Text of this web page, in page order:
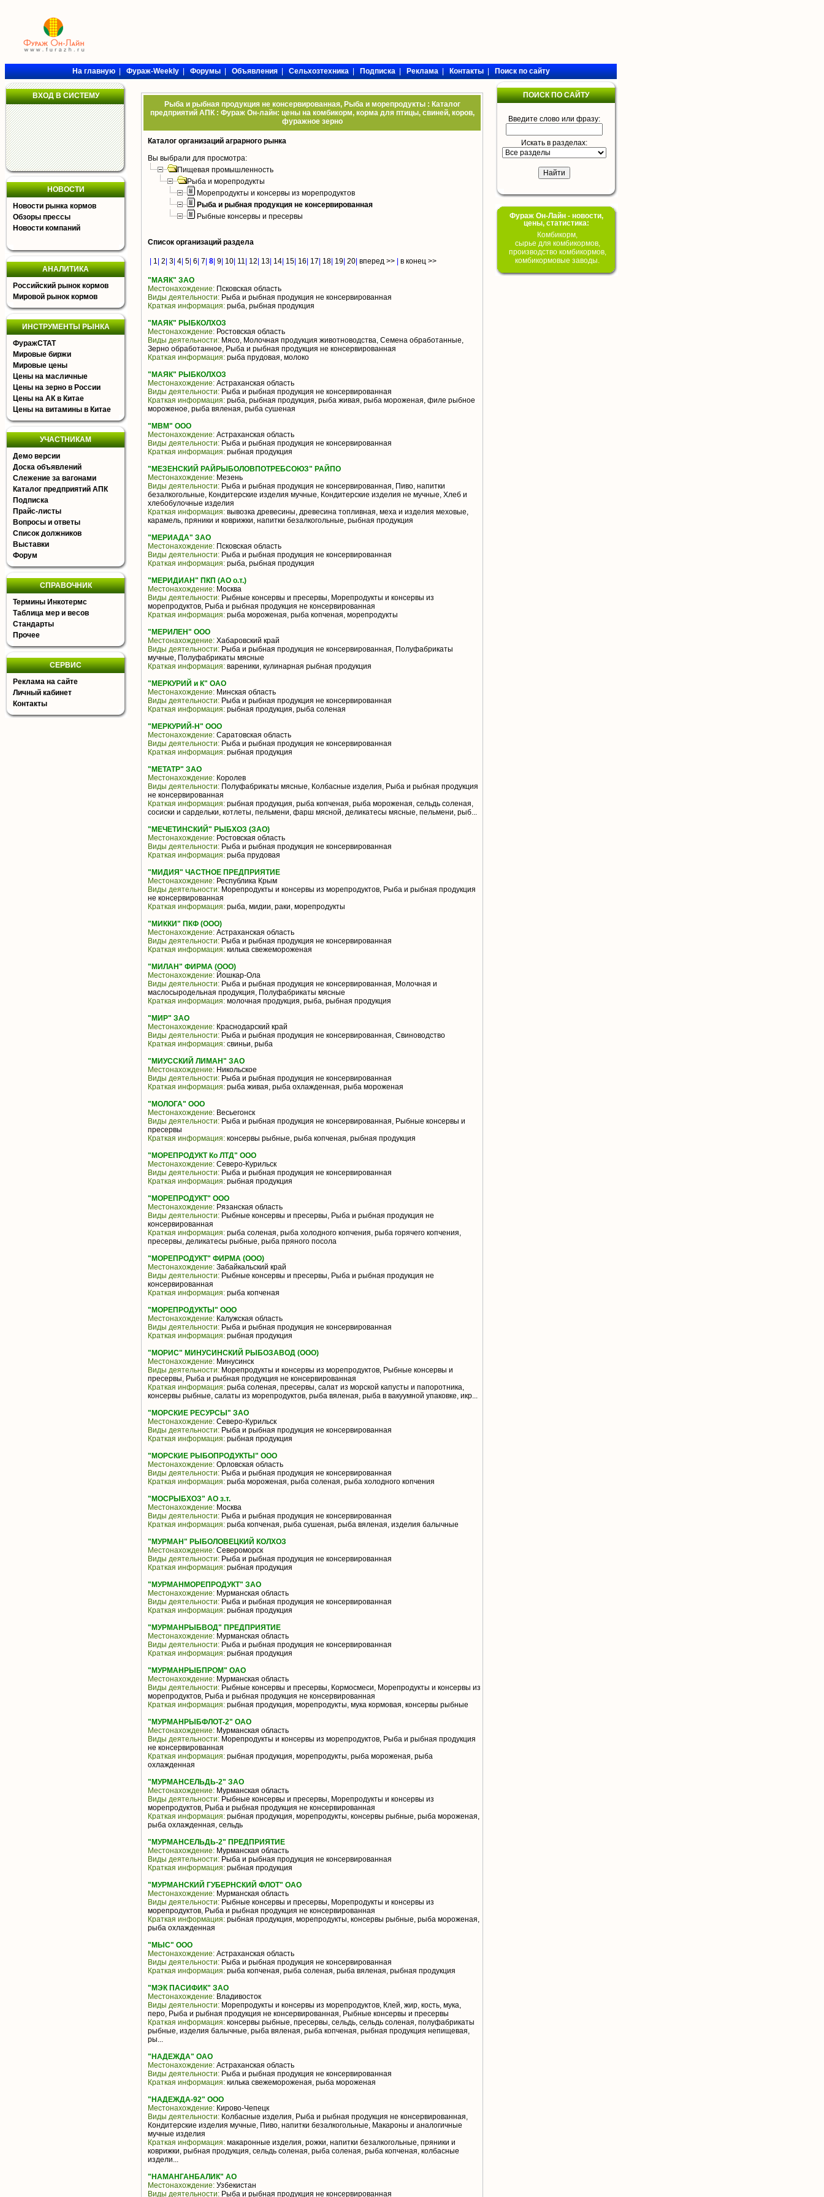
На главную|Фураж-Weekly|Форумы|Объявления|Сельхозтехника|Подписка|Реклама|Контакты|Поиск по сайту
ВХОД В СИСТЕМУ
НОВОСТИ
Новости рынка кормов
Обзоры прессы
Новости компаний
АНАЛИТИКА
Российский рынок кормов
Мировой рынок кормов
ИНСТРУМЕНТЫ РЫНКА
ФуражСТАТ
Мировые биржи
Мировые цены
Цены на масличные
Цены на зерно в России
Цены на АК в Китае
Цены на витамины в Китае
УЧАСТНИКАМ
Демо версии
Доска объявлений
Слежение за вагонами
Каталог предприятий АПК
Подписка
Прайс-листы
Вопросы и ответы
Список должников
Выставки
Форум
СПРАВОЧНИК
Термины Инкотермс
Таблица мер и весов
Стандарты
Прочее
СЕРВИС
Реклама на сайте
Личный кабинет
Контакты
Рыба и рыбная продукция не консервированная, Рыба и морепродукты : Каталог
предприятий АПК : Фураж Он-лайн: цены на комбикорм, корма для птицы, свиней, коров,
фуражное зерно
Каталог организаций аграрного рынка
Вы выбрали для просмотра:
Пищевая промышленность
Рыба и морепродукты
Морепродукты и консервы из морепродуктов
Рыба и рыбная продукция не консервированная
Рыбные консервы и пресервы
Список организаций раздела
1 2 3 4 5 6 7 8 9 10 11 12 13 14 15 16 17 18 19 20 вперед >> в конец >>
"МАЯК" ЗАО
Местонахождение: Псковская область
Виды деятельности: Рыба и рыбная продукция не консервированная
Краткая информация: рыба, рыбная продукция
"МАЯК" РЫБКОЛХОЗ
Местонахождение: Ростовская область
Виды деятельности: Мясо, Молочная продукция животноводства, Семена обработанные,
Зерно обработанное, Рыба и рыбная продукция не консервированная
Краткая информация: рыба прудовая, молоко
"МАЯК" РЫБКОЛХОЗ
Местонахождение: Астраханская область
Виды деятельности: Рыба и рыбная продукция не консервированная
Краткая информация: рыба, рыбная продукция, рыба живая, рыба мороженая, филе рыбное
мороженое, рыба вяленая, рыба сушеная
"МВМ" ООО
Местонахождение: Астраханская область
Виды деятельности: Рыба и рыбная продукция не консервированная
Краткая информация: рыбная продукция
"МЕЗЕНСКИЙ РАЙРЫБОЛОВПОТРЕБСОЮЗ" РАЙПО
Местонахождение: Мезень
Виды деятельности: Рыба и рыбная продукция не консервированная, Пиво, напитки
безалкогольные, Кондитерские изделия мучные, Кондитерские изделия не мучные, Хлеб и
хлебобулочные изделия
Краткая информация: вывозка древесины, древесина топливная, меха и изделия меховые,
карамель, пряники и коврижки, напитки безалкогольные, рыбная продукция
"МЕРИАДА" ЗАО
Местонахождение: Псковская область
Виды деятельности: Рыба и рыбная продукция не консервированная
Краткая информация: рыба, рыбная продукция
"МЕРИДИАН" ПКП (АО о.т.)
Местонахождение: Москва
Виды деятельности: Рыбные консервы и пресервы, Морепродукты и консервы из
морепродуктов, Рыба и рыбная продукция не консервированная
Краткая информация: рыба мороженая, рыба копченая, морепродукты
"МЕРИЛЕН" ООО
Местонахождение: Хабаровский край
Виды деятельности: Рыба и рыбная продукция не консервированная, Полуфабрикаты
мучные, Полуфабрикаты мясные
Краткая информация: вареники, кулинарная рыбная продукция
"МЕРКУРИЙ и К" ОАО
Местонахождение: Минская область
Виды деятельности: Рыба и рыбная продукция не консервированная
Краткая информация: рыбная продукция, рыба соленая
"МЕРКУРИЙ-Н" ООО
Местонахождение: Саратовская область
Виды деятельности: Рыба и рыбная продукция не консервированная
Краткая информация: рыбная продукция
"МЕТАТР" ЗАО
Местонахождение: Королев
Виды деятельности: Полуфабрикаты мясные, Колбасные изделия, Рыба и рыбная продукция
не консервированная
Краткая информация: рыбная продукция, рыба копченая, рыба мороженая, сельдь соленая,
сосиски и сардельки, котлеты, пельмени, фарш мясной, деликатесы мясные, пельмени, рыб...
"МЕЧЕТИНСКИЙ" РЫБХОЗ (ЗАО)
Местонахождение: Ростовская область
Виды деятельности: Рыба и рыбная продукция не консервированная
Краткая информация: рыба прудовая
"МИДИЯ" ЧАСТНОЕ ПРЕДПРИЯТИЕ
Местонахождение: Республика Крым
Виды деятельности: Морепродукты и консервы из морепродуктов, Рыба и рыбная продукция
не консервированная
Краткая информация: рыба, мидии, раки, морепродукты
"МИККИ" ПКФ (ООО)
Местонахождение: Астраханская область
Виды деятельности: Рыба и рыбная продукция не консервированная
Краткая информация: килька свежемороженая
"МИЛАН" ФИРМА (ООО)
Местонахождение: Йошкар-Ола
Виды деятельности: Рыба и рыбная продукция не консервированная, Молочная и
маслосыродельная продукция, Полуфабрикаты мясные
Краткая информация: молочная продукция, рыба, рыбная продукция
"МИР" ЗАО
Местонахождение: Краснодарский край
Виды деятельности: Рыба и рыбная продукция не консервированная, Свиноводство
Краткая информация: свиньи, рыба
"МИУССКИЙ ЛИМАН" ЗАО
Местонахождение: Никольское
Виды деятельности: Рыба и рыбная продукция не консервированная
Краткая информация: рыба живая, рыба охлажденная, рыба мороженая
"МОЛОГА" ООО
Местонахождение: Весьегонск
Виды деятельности: Рыба и рыбная продукция не консервированная, Рыбные консервы и
пресервы
Краткая информация: консервы рыбные, рыба копченая, рыбная продукция
"МОРЕПРОДУКТ Ко ЛТД" ООО
Местонахождение: Северо-Курильск
Виды деятельности: Рыба и рыбная продукция не консервированная
Краткая информация: рыбная продукция
"МОРЕПРОДУКТ" ООО
Местонахождение: Рязанская область
Виды деятельности: Рыбные консервы и пресервы, Рыба и рыбная продукция не
консервированная
Краткая информация: рыба соленая, рыба холодного копчения, рыба горячего копчения,
пресервы, деликатесы рыбные, рыба пряного посола
"МОРЕПРОДУКТ" ФИРМА (ООО)
Местонахождение: Забайкальский край
Виды деятельности: Рыбные консервы и пресервы, Рыба и рыбная продукция не
консервированная
Краткая информация: рыба копченая
"МОРЕПРОДУКТЫ" ООО
Местонахождение: Калужская область
Виды деятельности: Рыба и рыбная продукция не консервированная
Краткая информация: рыбная продукция
"МОРИС" МИНУСИНСКИЙ РЫБОЗАВОД (ООО)
Местонахождение: Минусинск
Виды деятельности: Морепродукты и консервы из морепродуктов, Рыбные консервы и
пресервы, Рыба и рыбная продукция не консервированная
Краткая информация: рыба соленая, пресервы, салат из морской капусты и папоротника,
консервы рыбные, салаты из морепродуктов, рыба вяленая, рыба в вакуумной упаковке, икр...
"МОРСКИЕ РЕСУРСЫ" ЗАО
Местонахождение: Северо-Курильск
Виды деятельности: Рыба и рыбная продукция не консервированная
Краткая информация: рыбная продукция
"МОРСКИЕ РЫБОПРОДУКТЫ" ООО
Местонахождение: Орловская область
Виды деятельности: Рыба и рыбная продукция не консервированная
Краткая информация: рыба мороженая, рыба соленая, рыба холодного копчения
"МОСРЫБХОЗ" АО з.т.
Местонахождение: Москва
Виды деятельности: Рыба и рыбная продукция не консервированная
Краткая информация: рыба копченая, рыба сушеная, рыба вяленая, изделия балычные
"МУРМАН" РЫБОЛОВЕЦКИЙ КОЛХОЗ
Местонахождение: Североморск
Виды деятельности: Рыба и рыбная продукция не консервированная
Краткая информация: рыбная продукция
"МУРМАНМОРЕПРОДУКТ" ЗАО
Местонахождение: Мурманская область
Виды деятельности: Рыба и рыбная продукция не консервированная
Краткая информация: рыбная продукция
"МУРМАНРЫБВОД" ПРЕДПРИЯТИЕ
Местонахождение: Мурманская область
Виды деятельности: Рыба и рыбная продукция не консервированная
Краткая информация: рыбная продукция
"МУРМАНРЫБПРОМ" ОАО
Местонахождение: Мурманская область
Виды деятельности: Рыбные консервы и пресервы, Кормосмеси, Морепродукты и консервы из
морепродуктов, Рыба и рыбная продукция не консервированная
Краткая информация: рыбная продукция, морепродукты, мука кормовая, консервы рыбные
"МУРМАНРЫБФЛОТ-2" ОАО
Местонахождение: Мурманская область
Виды деятельности: Морепродукты и консервы из морепродуктов, Рыба и рыбная продукция
не консервированная
Краткая информация: рыбная продукция, морепродукты, рыба мороженая, рыба
охлажденная
"МУРМАНСЕЛЬДЬ-2" ЗАО
Местонахождение: Мурманская область
Виды деятельности: Рыбные консервы и пресервы, Морепродукты и консервы из
морепродуктов, Рыба и рыбная продукция не консервированная
Краткая информация: рыбная продукция, морепродукты, консервы рыбные, рыба мороженая,
рыба охлажденная, сельдь
"МУРМАНСЕЛЬДЬ-2" ПРЕДПРИЯТИЕ
Местонахождение: Мурманская область
Виды деятельности: Рыба и рыбная продукция не консервированная
Краткая информация: рыбная продукция
"МУРМАНСКИЙ ГУБЕРНСКИЙ ФЛОТ" ОАО
Местонахождение: Мурманская область
Виды деятельности: Рыбные консервы и пресервы, Морепродукты и консервы из
морепродуктов, Рыба и рыбная продукция не консервированная
Краткая информация: рыбная продукция, морепродукты, консервы рыбные, рыба мороженая,
рыба охлажденная
"МЫС" ООО
Местонахождение: Астраханская область
Виды деятельности: Рыба и рыбная продукция не консервированная
Краткая информация: рыба копченая, рыба соленая, рыба вяленая, рыбная продукция
"МЭК ПАСИФИК" ЗАО
Местонахождение: Владивосток
Виды деятельности: Морепродукты и консервы из морепродуктов, Клей, жир, кость, мука,
перо, Рыба и рыбная продукция не консервированная, Рыбные консервы и пресервы
Краткая информация: консервы рыбные, пресервы, сельдь, сельдь соленая, полуфабрикаты
рыбные, изделия балычные, рыба вяленая, рыба копченая, рыбная продукция непищевая,
ры...
"НАДЕЖДА" ОАО
Местонахождение: Астраханская область
Виды деятельности: Рыба и рыбная продукция не консервированная
Краткая информация: килька свежемороженая, рыба мороженая
"НАДЕЖДА-92" ООО
Местонахождение: Кирово-Чепецк
Виды деятельности: Колбасные изделия, Рыба и рыбная продукция не консервированная,
Кондитерские изделия мучные, Пиво, напитки безалкогольные, Макароны и аналогичные
мучные изделия
Краткая информация: макаронные изделия, рожки, напитки безалкогольные, пряники и
коврижки, рыбная продукция, сельдь соленая, рыба соленая, рыба копченая, колбасные
издели...
"НАМАНГАНБАЛИК" АО
Местонахождение: Узбекистан
Виды деятельности: Рыба и рыбная продукция не консервированная
ПОИСК ПО САЙТУ
Введите слово или фразу:
Искать в разделах:
Фураж Он-Лайн - новости,
цены, статистика:
Комбикорм,
сырье для комбикормов,
производство комбикормов,
комбикормовые заводы.